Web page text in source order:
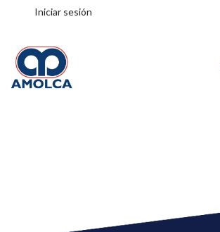
Iniciar sesión